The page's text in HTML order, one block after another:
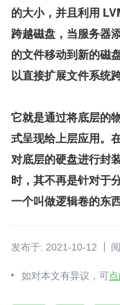
的大小，并且利用
跨越磁盘，当服务器
的文件移动到新的磁
以直接扩展文件系统
它就是通过将底层的
式呈现给上层应用。
对底层的硬盘进行封
时，其不再是针对于
一个叫做逻辑卷的东
发布于: 2021-10-12
如对本文有异议，可